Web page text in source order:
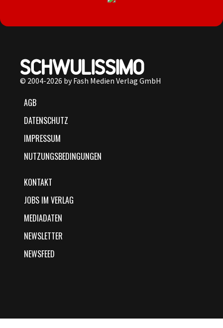
© 2004-2026 by Fash Medien Verlag GmbH
AGB
DATENSCHUTZ
IMPRESSUM
NUTZUNGSBEDINGUNGEN
KONTAKT
JOBS IM VERLAG
MEDIADATEN
NEWSLETTER
NEWSFEED